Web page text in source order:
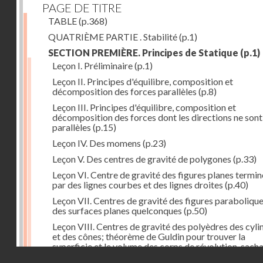
PAGE DE TITRE
TABLE(p.368)
QUATRIÈME PARTIE . Stabilité(p.1)
SECTION PREMIÈRE. Principes de Statique (p.1)
Leçon I. Préliminaire(p.1)
Leçon II. Principes d'équilibre, composition et
décomposition des forces parallèles (p.8)
Leçon III. Principes d'équilibre, composition et
décomposition des forces dont les directions ne
parallèles (p.15)
Leçon IV. Des momens (p.23)
Leçon V. Des centres de gravité de polygones (p.33)
Leçon VI. Centre de gravité des figures planes
par des lignes courbes et des lignes droites (p.40)
Leçon VII. Centres de gravité des figures
des surfaces planes quelconques (p.50)
Leçon VIII. Centres de gravité des polyèdres des
et des cônes; théorème de Guldin pour trouver la
superficie et le volume des corps de révolution,